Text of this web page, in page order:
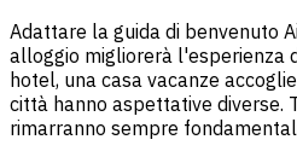
Adattare la guida di benvenuto
alloggio migliorerà l'esperienza
hotel, una casa vacanze
città hanno aspettative diverse.
rimarranno sempre